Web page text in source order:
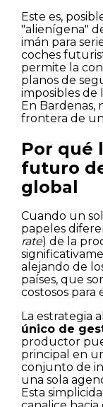
Este es,
"alienígena"
imán para
coches
permite la
planos de
imposibles de
En Bardenas,
frontera de
Por qué
futuro
global
Cuando un
papeles
rate) de la
alejando de
países, que
costosos para
La estrategia
único de
productor
principal en
conjunto de
una sola
Esta